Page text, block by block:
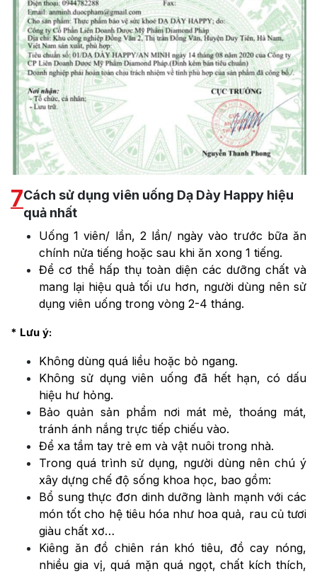
7Cách sử dụng viên uống Dạ Dày Happy hiệu
quả nhất
Uống 1 viên/ lần, 2 lần/ ngày vào trước bữa ăn
chính nửa tiếng hoặc sau khi ăn xong 1 tiếng.
Để cơ thể hấp thụ toàn diện các dưỡng chất và
mang lại hiệu quả tối ưu hơn, người dùng nên sử
dụng viên uống trong vòng 2-4 tháng.
* Lưu ý:
Không dùng quá liều hoặc bỏ ngang.
Không sử dụng viên uống đã hết hạn, có dấu
hiệu hư hỏng.
Bảo quản sản phẩm nơi mát mẻ, thoáng mát,
tránh ánh nắng trực tiếp chiếu vào.
Để xa tầm tay trẻ em và vật nuôi trong nhà.
Trong quá trình sử dụng, người dùng nên chú ý
xây dựng chế độ sống khoa học, bao gồm:
Bổ sung thực đơn dinh dưỡng lành mạnh với các
món tốt cho hệ tiêu hóa như hoa quả, rau củ tươi
giàu chất xơ…
Kiêng ăn đồ chiên rán khó tiêu, đồ cay nóng,
nhiều gia vị, quá mặn quá ngọt, chất kích thích,